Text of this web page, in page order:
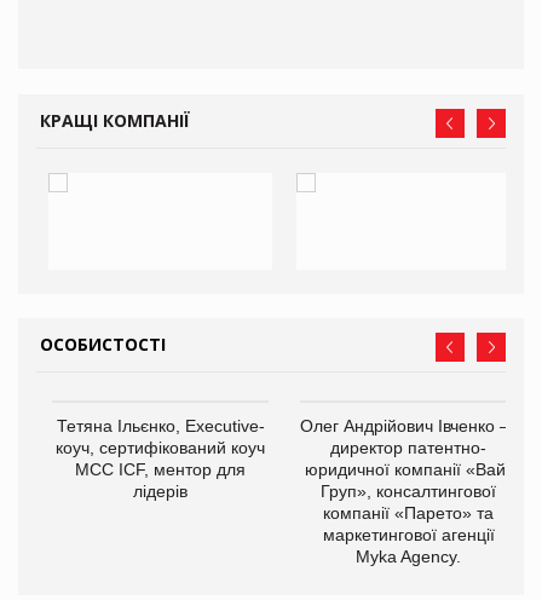
КРАЩІ КОМПАНІЇ
ОСОБИСТОСТІ
Тетяна Ільєнко, Executive-
коуч, сертифікований коуч
МСС ICF, ментор для
лідерів
Олег Андрійович Івченко —
директор патентно-
юридичної компанії «Вайз
Груп», консалтингової
компанії «Парето» та
маркетингової агенції
Myka Agency.